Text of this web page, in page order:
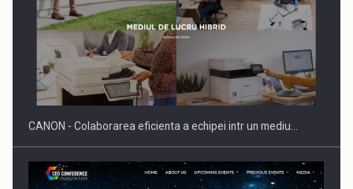
SAPTE PERSONALITATI DIN MEDIUL DE AFACERI, ACADEMIC
SI INSTITUTIONAL…
CANON - Colaborarea eficienta a echipei intr un mediu…